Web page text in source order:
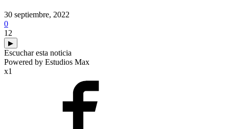
30 septiembre, 2022
0
12
▶
Escuchar esta noticia
Powered by Estudios Max
x1